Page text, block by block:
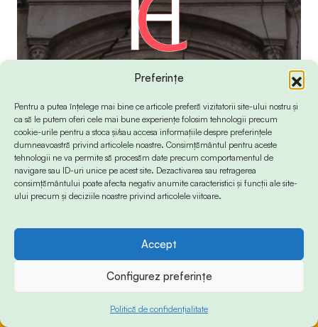
Preferințe
Pentru a putea înțelege mai bine ce articole preferă vizitatorii site-ului nostru și
ca să le putem oferi cele mai bune experiențe folosim tehnologii precum
cookie-urile pentru a stoca și/sau accesa informațiile despre preferințele
dumneavoastră privind articolele noastre. Consimțământul pentru aceste
tehnologii ne va permite să procesăm date precum comportamentul de
navigare sau ID-uri unice pe acest site. Dezactivarea sau retragerea
consimțământului poate afecta negativ anumite caracteristici și funcții ale site-
ului precum și deciziile noastre privind articolele viitoare.
Accept
Configurez preferințe
Politică de confidențialitate
© 2024 Info-Sud-Est. All Rights Reserved.